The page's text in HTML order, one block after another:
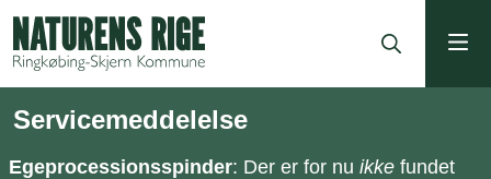
Servicemeddelelse
Egeprocessionsspinder: Der er for nu ikke fundet